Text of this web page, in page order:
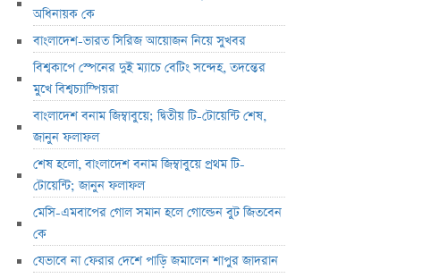
অধিনায়ক কে
বাংলাদেশ-ভারত সিরিজ আয়োজন নিয়ে সুখবর
বিশ্বকাপে স্পেনের দুই ম্যাচে বেটিং সন্দেহ, তদন্তের
মুখে বিশ্বচ্যাম্পিয়রা
বাংলাদেশ বনাম জিম্বাবুয়ে; দ্বিতীয় টি-টোয়েন্টি শেষ,
জানুন ফলাফল
শেষ হলো, বাংলাদেশ বনাম জিম্বাবুয়ে প্রথম টি-
টোয়েন্টি; জানুন ফলাফল
মেসি-এমবাপের গোল সমান হলে গোল্ডেন বুট জিতবেন
কে
যেভাবে না ফেরার দেশে পাড়ি জমালেন শাপুর জাদরান